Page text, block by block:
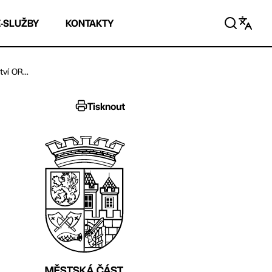
SLUŽBY KONTAKTY
OR...
Tisknout